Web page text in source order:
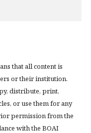
that all content is
or their institution.
distribute, print,
or use them for any
permission from the
with the BOAI